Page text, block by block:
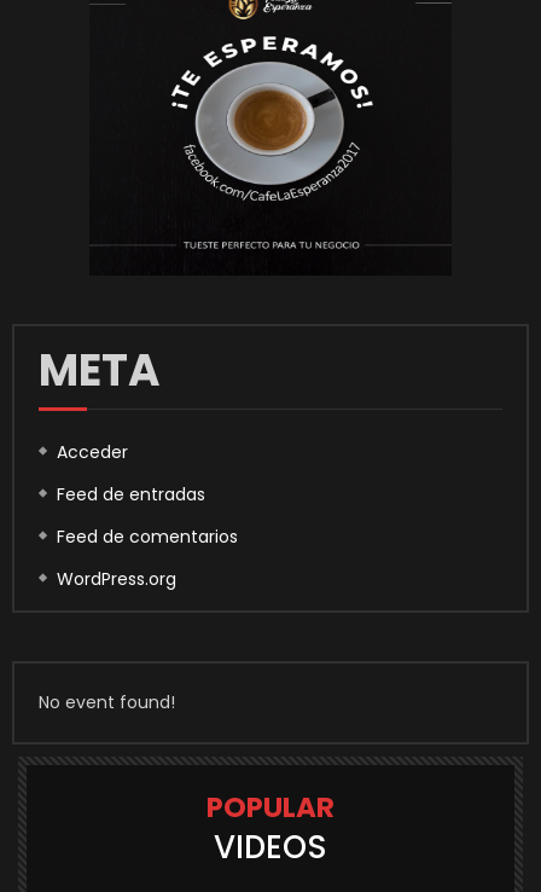
META
Acceder
Feed de entradas
Feed de comentarios
WordPress.org
No event found!
POPULAR
VIDEOS